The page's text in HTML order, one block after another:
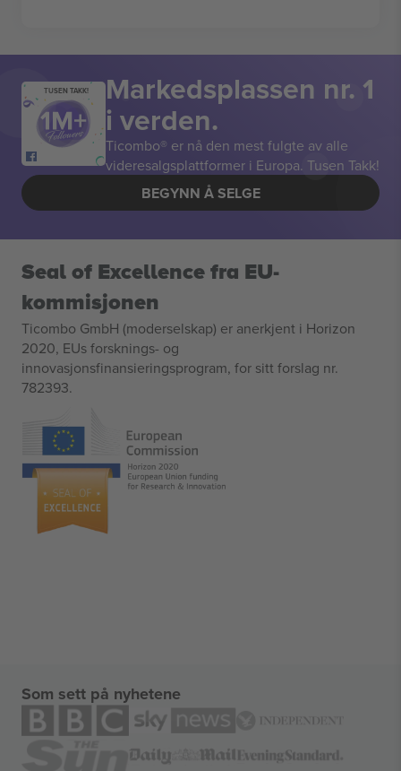
TUSEN TAKK! Markedsplassen nr. 1
i verden.
Ticombo® er nå den mest fulgte av alle
videresalgsplattformer i Europa. Tusen Takk!
BEGYNN Å SELGE
Seal of Excellence fra EU-
kommisjonen
Ticombo GmbH (moderselskap) er anerkjent i Horizon
2020, EUs forsknings- og
innovasjonsfinansieringsprogram, for sitt forslag nr.
782393.
Som sett på nyhetene